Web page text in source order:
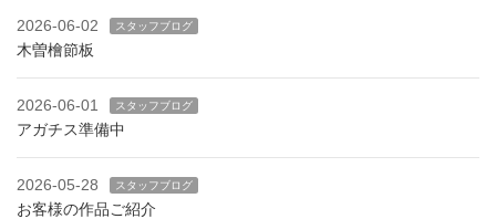
2026-06-02 スタッフブログ
木曽檜節板
2026-06-01 スタッフブログ
アガチス準備中
2026-05-28 スタッフブログ
お客様の作品ご紹介